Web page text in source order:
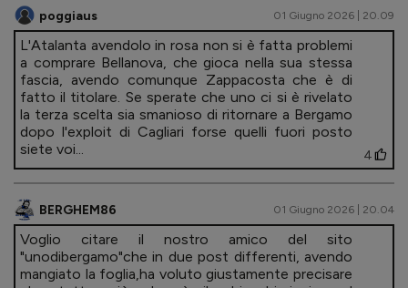
poggiaus 01 Giugno 2026 | 20.09
L'Atalanta avendolo in rosa non si è fatta problemi
a comprare Bellanova, che gioca nella sua stessa
fascia, avendo comunque Zappacosta che è di
fatto il titolare. Se sperate che uno ci si è rivelato
la terza scelta sia smanioso di ritornare a Bergamo
dopo l'exploit di Cagliari forse quelli fuori posto
siete voi...
4
BERGHEM86 01 Giugno 2026 | 20.04
Voglio citare il nostro amico del sito
"unodibergamo"che in due post differenti, avendo
mangiato la foglia,ha voluto giustamente precisare